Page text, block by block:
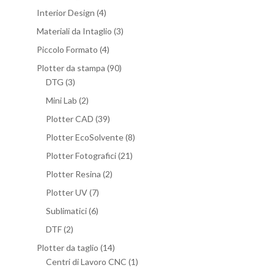
Interior Design (4)
Materiali da Intaglio (3)
Piccolo Formato (4)
Plotter da stampa (90)
DTG (3)
Mini Lab (2)
Plotter CAD (39)
Plotter EcoSolvente(8)
Plotter Fotografici(21)
Plotter Resina (2)
Plotter UV(7)
Sublimatici(6)
DTF(2)
Plotter da taglio (14)
Centri di Lavoro CNC (1)